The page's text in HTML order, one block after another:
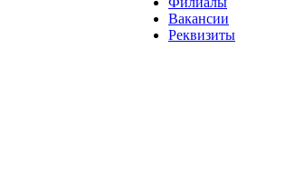
Вакансии
Реквизиты